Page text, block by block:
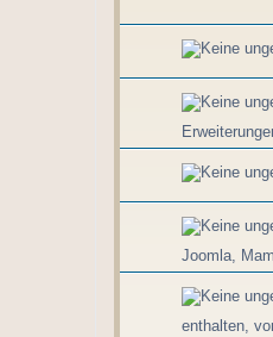
Joomla,
enthalten,